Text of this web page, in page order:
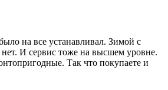
на все устанавливал. Зимой с
И сервис тоже на высшем уровне.
Так что покупаете и